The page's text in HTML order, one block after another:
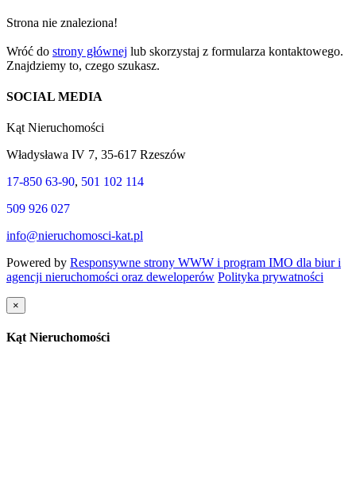
Strona nie znaleziona!
Wróć do strony głównej lub skorzystaj z formularza kontaktowego.
Znajdziemy to, czego szukasz.
SOCIAL MEDIA
Kąt Nieruchomości
Władysława IV 7, 35-617 Rzeszów
17-850 63-90, 501 102 114
509 926 027
info@nieruchomosci-kat.pl
Powered by Responsywne strony WWW i program IMO dla biur i
agencji nieruchomości oraz deweloperów Polityka prywatności
×
Kąt Nieruchomości